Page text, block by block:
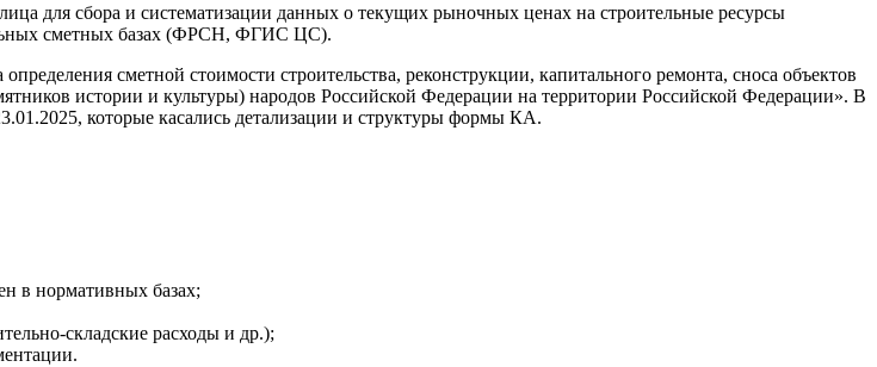
для сбора и систематизации данных о текущих рыночных ценах на строительные ресурсы
сметных базах (ФРСН, ФГИС ЦС).
сметной стоимости строительства, реконструкции, капитального ремонта, сноса объектов
истории и культуры) народов Российской Федерации на территории Российской Федерации». В
которые касались детализации и структуры формы КА.
в нормативных базах;
расходы и др.);